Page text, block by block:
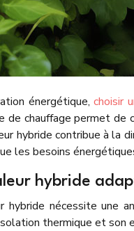
énergétique,choisir
de chauffage permet
hybride contribue à
les besoins
hybride
hybride nécessite
thermique et